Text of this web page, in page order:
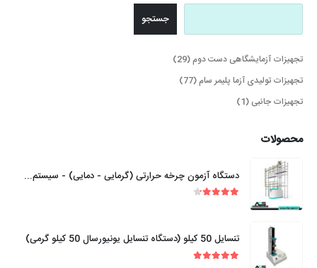
جستجو
تجهیزات آزمایشگاهی دست دوم 29
29
تجهیزات تولیدی آزما پلیمر سام 77
77
تجهیزات جانبی 1
1
محصولات
دستگاه آزمون چرخه حرارتی (گرمایی - دمایی) - سیستم های لوله کشی - پلاستیکی گرمانرم
تنسایل 50 کیلو (دستگاه تنسایل یونیورسال 50 کیلو گرمی)